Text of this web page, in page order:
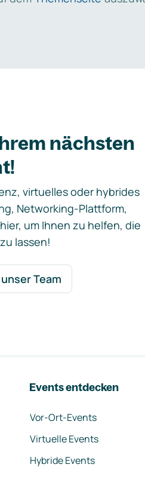
nächsten
virtuelles oder hybrides
Networking-Plattform,
um Ihnen zu helfen, die
lassen!
Team
Events entdecken
Vor-Ort-Events
Virtuelle Events
Hybride Events